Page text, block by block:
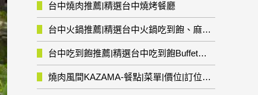
台中燒肉推薦|精選台中燒烤餐廳
台中火鍋推薦|精選台中火鍋吃到飽、麻辣鍋、鴛鴦鍋、石頭火鍋、酸菜白肉鍋、海鮮鍋、燒酒雞、麻油雞、壽喜燒等熱門人氣火鍋店!
台中吃到飽推薦|精選台中吃到飽Buffet自助餐廳
燒肉風間KAZAMA-餐點|菜單|價位|訂位資訊